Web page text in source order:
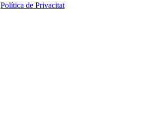
Política de Privacitat